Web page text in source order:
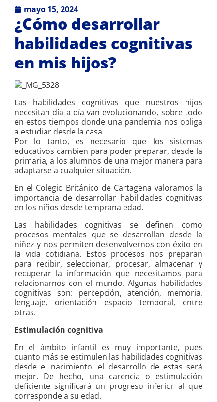
mayo 15, 2024
¿Cómo desarrollar
habilidades cognitivas
en mis hijos?
Las habilidades cognitivas que nuestros hijos
necesitan día a día van evolucionando, sobre todo
en estos tiempos donde una pandemia nos obliga
a estudiar desde la casa.
Por lo tanto, es necesario que los sistemas
educativos cambien para poder preparar, desde la
primaria, a los alumnos de una mejor manera para
adaptarse a cualquier situación.
En el Colegio Británico de Cartagena valoramos la
importancia de desarrollar habilidades cognitivas
en los niños desde temprana edad.
Las habilidades cognitivas se definen como
procesos mentales que se desarrollan desde la
niñez y nos permiten desenvolvernos con éxito en
la vida cotidiana. Estos procesos nos preparan
para recibir, seleccionar, procesar, almacenar y
recuperar la información que necesitamos para
relacionarnos con el mundo. Algunas habilidades
cognitivas son: percepción, atención, memoria,
lenguaje, orientación espacio temporal, entre
otras.
Estimulación cognitiva
En el ámbito infantil es muy importante, pues
cuanto más se estimulen las habilidades cognitivas
desde el nacimiento, el desarrollo de estas será
mejor. De hecho, una carencia o estimulación
deficiente significará un progreso inferior al que
corresponde a su edad.